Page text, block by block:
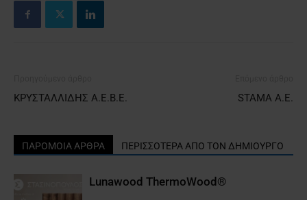
ΚΡΥΣΤΑΛΛΙΔΗΣ Α.Ε.Β.Ε. STAMA A.E.
ΠΑΡΟΜΟΙΑ ΑΡΘΡΑ ΠΕΡΙΣΣΟΤΕΡΑ ΑΠΟ ΤΟΝ ΔΗΜΙΟΥΡΓΟ
Lunawood ΤhermoWood®